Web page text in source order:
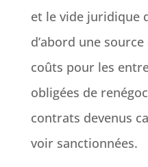
et le vide juridique
d’abord une
coûts pour les
obligées de
contrats devenus
voir sanctionnées.